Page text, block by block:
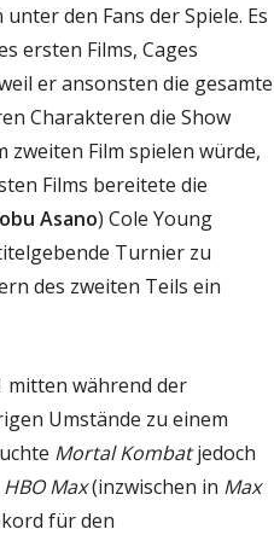
den Fans der Spiele. Es
ersten Films, Cages
er ansonsten die gesamte
Charakteren die Show
zweiten Film spielen würde,
Films bereitete die
Asano) Cole Young
Turnier zu
des zweiten Teils ein
mitten während der
Umstände zu einem
Mortal Kombatjedoch
HBO Max(inzwischen in Max
für den